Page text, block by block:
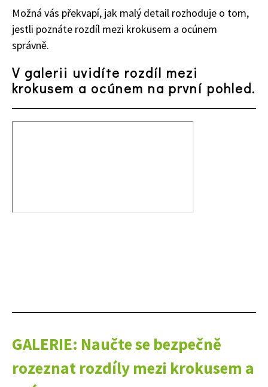
Možná vás překvapí, jak malý detail rozhoduje o tom,
jestli poznáte rozdíl mezi krokusem a ocúnem
správně.
V galerii uvidíte rozdíl mezi
krokusem a ocúnem na první pohled.
GALERIE: Naučte se bezpečně
rozeznat rozdíly mezi krokusem a